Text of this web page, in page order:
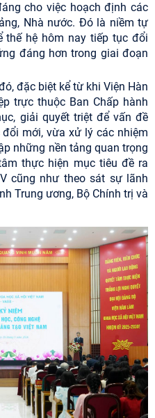
cho việc hoạch định các
Nhà nước. Đó là niềm tự
thế hệ hôm nay tiếp tục đổi
đáng hơn trong giai đoạn
đặc biệt kể từ khi Viện Hàn
trực thuộc Ban Chấp hành
giải quyết triệt để vấn đề
mới, vừa xử lý các nhiệm
những nền tảng quan trọng
thực hiện mục tiêu đề ra
cũng như theo sát sự lãnh
Trung ương, Bộ Chính trị và